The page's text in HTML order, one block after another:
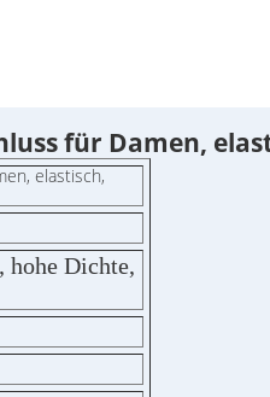
für Damen,
elastisch,
hohe Dichte,